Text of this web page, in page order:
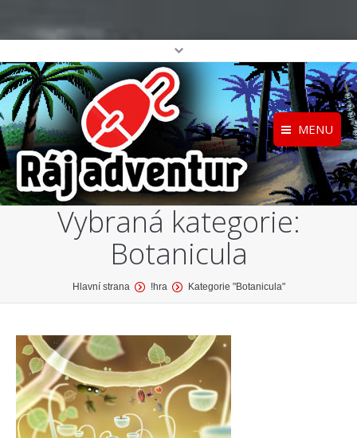
MENU
Registrace
Přihlášení
Profil
Home
O projektu
Katalog her
Vybraná kategorie:
Botanicula
You are here:Hlavní strana !hra Kategorie "Botanicula"